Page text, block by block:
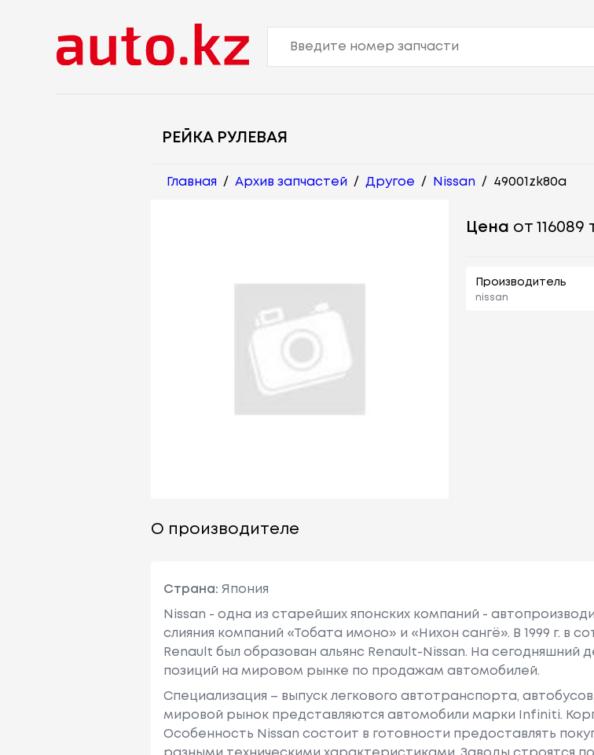
РЕЙКА РУЛЕВАЯ
Главная / Архив запчастей / Другое / Nissan / 49001zk80a
Цена от 116089
Производитель
nissan
О производителе
Страна: Япония
Nissan - одна из старейших японских компаний -
слияния компаний «Тобата имоно» и «Нихон сангё». В 1999 г. в
Renault был образован альянс Renault-Nissan. На сегодняшний
позиций на мировом рынке по продажам автомобилей.
Специализация – выпуск легкового автотранспорта,
мировой рынок представляются автомобили марки Infiniti.
Особенность Nissan состоит в готовности предоставлять